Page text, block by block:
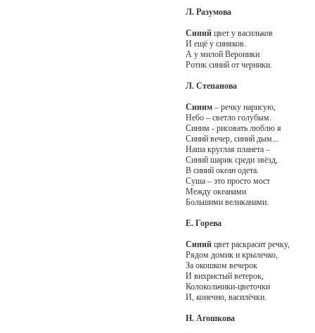
Л. Разумова
Синийцвет у васильков
И ещё у синяков.
А у милой Вероники
Ротик синий от черники.
Л. Степанова
Синим– речку нарисую,
Небо – светло голубым.
Синим - рисовать люблю я
Синий вечер, синий дым...
Наша круглая планета –
Синий шарик среди звёзд,
В синий океан одета.
Суша – это просто мост
Между океанами
Большими великанами.
Е. Горева
Синийцвет раскрасит речку,
Рядом домик и крылечко,
За окошком вечерок
И вихристый ветерок,
Колокольчики-цветочки
И, конечно, василёчки.
Н. Агошкова